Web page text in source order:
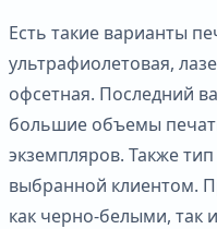
Есть такие варианты
ультрафиолетовая,
офсетная. Последний
большие объемы
экземпляров. Также
выбранной клиентом.
как черно-белыми, так